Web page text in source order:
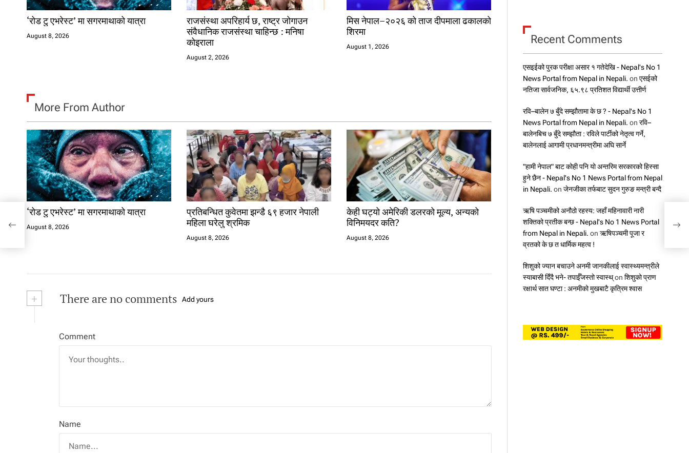
n
‘रोड टु एभरेस्ट’ मा सगरमाथाको यात्रा
August 8, 2026
राजसंस्था अपरिहार्य छ, राष्ट्र जोगाउन
संवैधानिक राजसंस्था चाहिन्छ : मनिषा
कोइराला
August 2, 2026
मिस नेपाल–२०२६ को ताज दीपमाला ढकालको
शिरमा
August 1, 2026
More From Author
‘रोड टु एभरेस्ट’ मा सगरमाथाको यात्रा
August 8, 2026
प्रतिबन्धित कुवेतमा झन्डै ६९ हजार नेपाली
महिला घरेलु श्रमिक
August 8, 2026
केही घट्यो अमेरिकी डलरको मूल्य, अन्यको
विनिमयदर कति?
August 8, 2026
+ There are no comments Add yours
Comment
Name
Recent Comments
एसइईको पुरक परीक्षा असार १ गतेदेखि - Nepal's No 1
News Portal from Nepal in Nepali. on एसईको
नतिजा सार्वजनिक, ६५.९८ प्रतिशत विद्यार्थी उत्तीर्ण
रवि–बालेन ७ बुँदे सम्झौतामा के छ ? - Nepal's No 1
News Portal from Nepal in Nepali. on रवि–
बालेनबिच ७ बुँदे सम्झौता : रविले पार्टीको नेतृत्व गर्ने,
बालेनलाई आगामी प्रधानमन्त्रीमा अघि सार्ने
"हामी नेपाल" बाट कोही पनि यो अन्तरिम सरकारको हिस्सा
हुने छैन - Nepal's No 1 News Portal from Nepal
in Nepali. on जेनजीका तर्फबाट सुदन गुरुङ मन्त्री बन्दै
ऋषि पञ्चमीको अनौठो रहस्य: जहाँ महिनावारी नारी
शक्तिको प्रतीक बन्छ - Nepal's No 1 News Portal
from Nepal in Nepali. on ऋषिपञ्चमी पूजा र
व्रतको के छ त धार्मिक महत्व !
शिशुको ज्यान बचाउने अनमी जानकीलाई स्वास्थ्यमन्त्रीले
स्याबासी दिँदै भने- तपाईँजस्तो स्वास्थ्on शिशुको प्राण
रक्षार्थ सात घण्टा : अनमीको मुखबाटै कृत्रिम श्वास